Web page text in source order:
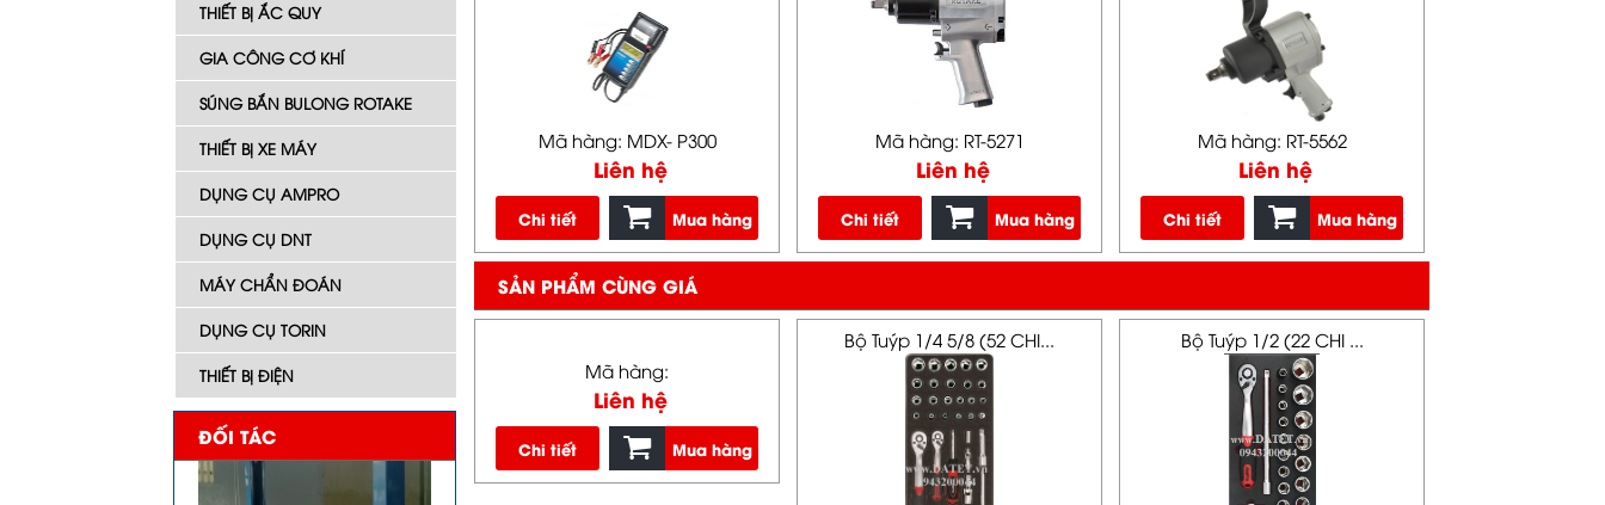
THIẾT BỊ ẮC QUY
GIA CÔNG CƠ KHÍ
SÚNG BẮN BULONG ROTAKE
THIẾT BỊ XE MÁY
DỤNG CỤ AMPRO
DỤNG CỤ DNT
MÁY CHẨN ĐOÁN
DỤNG CỤ TORIN
THIẾT BỊ ĐIỆN
ĐỐI TÁC
Mã hàng: MDX- P300
Liên hệ
Chi tiết Mua hàng
Mã hàng: RT-5271
Liên hệ
Chi tiết Mua hàng
Mã hàng: RT-5562
Liên hệ
Chi tiết Mua hàng
SẢN PHẨM CÙNG GIÁ
Mã hàng:
Liên hệ
Chi tiết Mua hàng
Bộ Tuýp 1/4 5/8 (52 CHI... Bộ Tuýp 1/2 (22 CHI ...